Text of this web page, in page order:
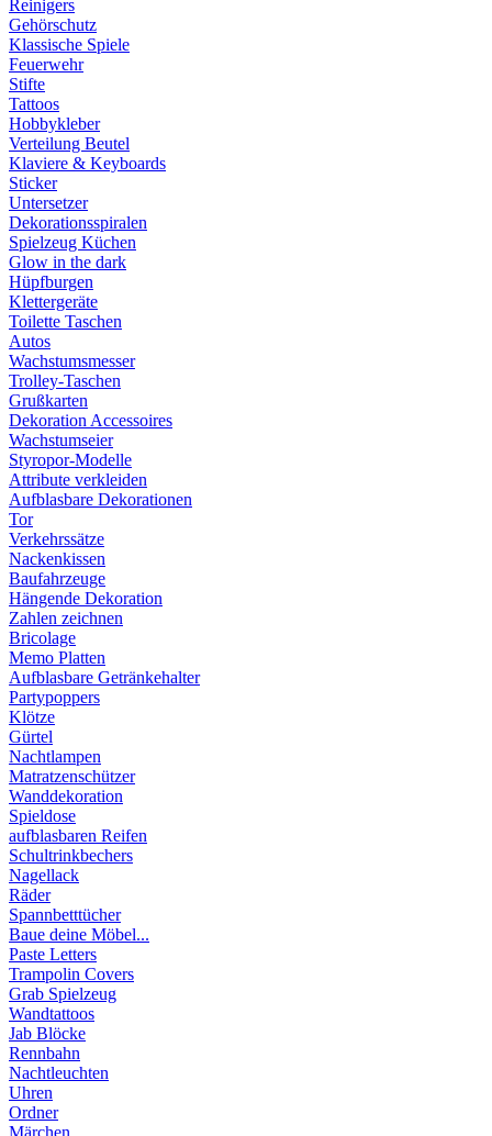
Reinigers
Gehörschutz
Klassische Spiele
Feuerwehr
Stifte
Tattoos
Hobbykleber
Verteilung Beutel
Klaviere & Keyboards
Sticker
Untersetzer
Dekorationsspiralen
Spielzeug Küchen
Glow in the dark
Hüpfburgen
Klettergeräte
Toilette Taschen
Autos
Wachstumsmesser
Trolley-Taschen
Grußkarten
Dekoration Accessoires
Wachstumseier
Styropor-Modelle
Attribute verkleiden
Aufblasbare Dekorationen
Tor
Verkehrssätze
Nackenkissen
Baufahrzeuge
Hängende Dekoration
Zahlen zeichnen
Bricolage
Memo Platten
Aufblasbare Getränkehalter
Partypoppers
Klötze
Gürtel
Nachtlampen
Matratzenschützer
Wanddekoration
Spieldose
aufblasbaren Reifen
Schultrinkbechers
Nagellack
Räder
Spannbetttücher
Baue deine Möbel...
Paste Letters
Trampolin Covers
Grab Spielzeug
Wandtattoos
Jab Blöcke
Rennbahn
Nachtleuchten
Uhren
Ordner
Märchen